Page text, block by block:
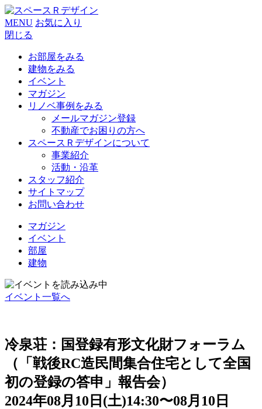
MENU お気に入り
閉じる
お部屋をみる
建物をみる
イベント
マガジン
リノベ事例をみる
メールマガジン登録
不動産でお困りの方へ
スペースＲデザインについて
事業紹介
活動・沿革
スタッフ紹介
サイトマップ
お問い合わせ
マガジン
イベント
部屋
建物
イベント一覧へ
冷泉荘：国登録有形文化財フォーラム
（「戦後RC造民間集合住宅として全国
初の登録の答申」報告会）
2024年08月10日(土)14:30〜08月10日